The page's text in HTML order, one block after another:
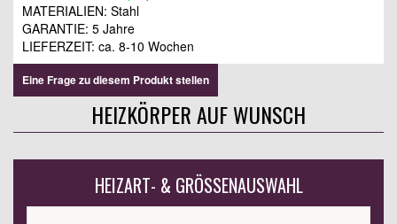
MATERIALIEN: Stahl
GARANTIE: 5 Jahre
LIEFERZEIT: ca. 8-10 Wochen
Eine Frage zu diesem Produkt stellen
HEIZKÖRPER AUF WUNSCH
HEIZART- & GRÖSSENAUSWAHL